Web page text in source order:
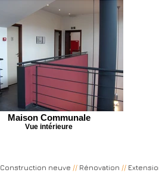
Maison Communale
Vue intérieure
Construction neuve // Rénovation //